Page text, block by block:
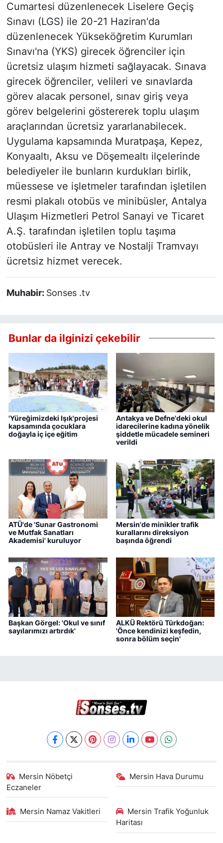
Cumartesi düzenlenecek Liselere Geçiş
Sınavı (LGS) ile 20-21 Haziran'da
düzenlenecek Yükseköğretim Kurumları
Sınavı'na (YKS) girecek öğrenciler için
ücretsiz ulaşım hizmeti sağlayacak. Sınava
girecek öğrenciler, velileri ve sınavlarda
görev alacak personel, sınav giriş veya
görev belgelerini göstererek toplu ulaşım
araçlarından ücretsiz yararlanabilecek.
Uygulama kapsamında Muratpaşa, Kepez,
Konyaaltı, Aksu ve Döşemealtı ilçelerinde
belediyeler ile bunların kurdukları birlik,
müessese ve işletmeler tarafından işletilen
resmi plakalı otobüs ve minibüsler, Antalya
Ulaşım Hizmetleri Petrol Sanayi ve Ticaret
A.Ş. tarafından işletilen toplu taşıma
otobüsleri ile Antray ve Nostalji Tramvayı
ücretsiz hizmet verecek.
Muhabir: Sonses .tv
Bunlar da ilginizi çekebilir
'Yüreğimizdeki Işık'projesi
kapsamında çocuklara
doğayla iç içe eğitim
Antakya ve Defne'deki okul
idarecilerine kadına yönelik
şiddetle mücadele semineri
verildi
ATÜ'de 'Sunar Gastronomi
ve Mutfak Sanatları
Akademisi' kuruluyor
Mersin'de minikler trafik
kurallarını direksiyon
başında öğrendi
Başkan Görgel: 'Okul ve sınıf
sayılarımızı artırdık'
ALKÜ Rektörü Türkdoğan:
'Önce kendinizi keşfedin,
sonra bölüm seçin'
Mersin Nöbetçi
Eczaneler
Mersin Hava Durumu
Mersin Namaz Vakitleri
Mersin Trafik Yoğunluk
Haritası